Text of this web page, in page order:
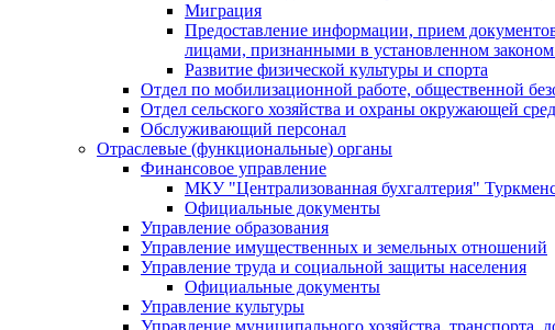
Миграция
Предоставление информации, прием
лицами, признанными в установленном
Развитие физической культуры и спорта
Отдел по мобилизационной работе, общественной
Отдел сельского хозяйства и охраны окружающей
Обслуживающий персонал
Отраслевые (функциональные) органы
Финансовое управление
МКУ "Централизованная бухгалтерия"
Официальные документы
Управление образования
Управление имущественных и земельных отношений
Управление труда и социальной защиты населения
Официальные документы
Управление культуры
Управление муниципального хозяйства, транспорта,